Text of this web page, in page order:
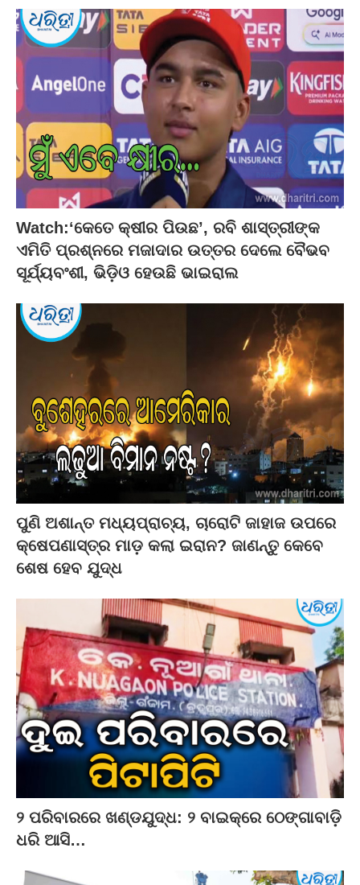
Watch:‘କେତେ କ୍ଷୀର ପିଉଛ’, ରବି ଶାସ୍ତ୍ରୀଙ୍କ
ଏମିତି ପ୍ରଶ୍ନରେ ମଜାଦାର ଉତ୍ତର ଦେଲେ ବୈଭବ
ସୂର୍ଯ୍ୟବଂଶୀ, ଭିଡ଼ିଓ ହେଉଛି ଭାଇରାଲ
ପୁଣି ଅଶାନ୍ତ ମଧ୍ୟପ୍ରାଚ୍ୟ, ଚାରୋଟି ଜାହାଜ ଉପରେ
କ୍ଷେପଣାସ୍ତ୍ର ମାଡ଼ କଲା ଇରାନ? ଜାଣନ୍ତୁ କେବେ
ଶେଷ ହେବ ଯୁଦ୍ଧ
୨ ପରିବାରରେ ଖଣ୍ଡଯୁଦ୍ଧ: ୨ ବାଇକ୍‌ରେ ଠେଙ୍ଗାବାଡ଼ି
ଧରି ଆସି…